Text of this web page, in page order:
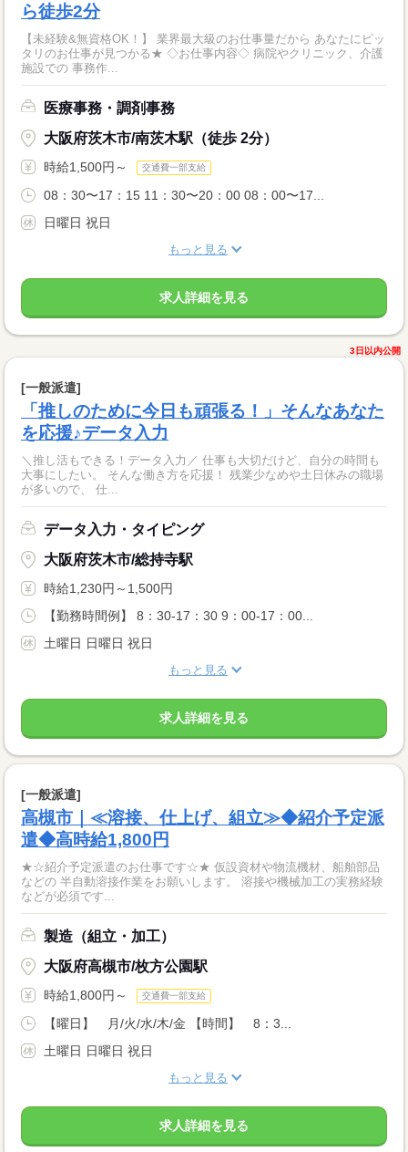
ら徒歩2分
【未経験&無資格OK！】 業界最大級のお仕事量だから あなたにピッ
タリのお仕事が見つかる★ ◇お仕事内容◇ 病院やクリニック、介護
施設での 事務作...
医療事務・調剤事務
大阪府茨木市/南茨木駅（徒歩 2分）
時給1,500円～ 交通費一部支給
08：30〜17：15 11：30〜20：00 08：00〜17...
日曜日 祝日
もっと見る
求人詳細を見る
3日以内公開
[一般派遣]
「推しのために今日も頑張る！」そんなあなた
を応援♪データ入力
＼推し活もできる！データ入力／ 仕事も大切だけど、自分の時間も
大事にしたい。 そんな働き方を応援！ 残業少なめや土日休みの職場
が多いので、 仕...
データ入力・タイピング
大阪府茨木市/総持寺駅
時給1,230円～1,500円
【勤務時間例】 8：30-17：30 9：00-17：00...
土曜日 日曜日 祝日
もっと見る
求人詳細を見る
[一般派遣]
高槻市｜≪溶接、仕上げ、組立≫◆紹介予定派
遣◆高時給1,800円
★☆紹介予定派遣のお仕事です☆★ 仮設資材や物流機材、船舶部品
などの 半自動溶接作業をお願いします。 溶接や機械加工の実務経験
などが必須です...
製造（組立・加工）
大阪府高槻市/枚方公園駅
時給1,800円～ 交通費一部支給
【曜日】 月/火/水/木/金 【時間】 8：3...
土曜日 日曜日 祝日
もっと見る
求人詳細を見る